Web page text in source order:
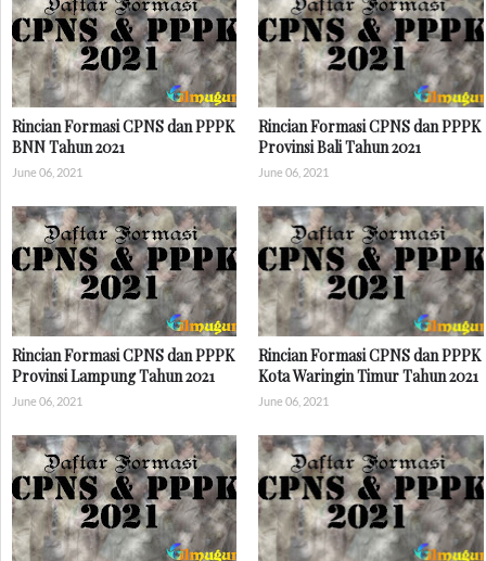
Rincian Formasi CPNS dan PPPK
BNN Tahun 2021
June 06, 2021
Rincian Formasi CPNS dan PPPK
Provinsi Bali Tahun 2021
June 06, 2021
Rincian Formasi CPNS dan PPPK
Provinsi Lampung Tahun 2021
June 06, 2021
Rincian Formasi CPNS dan PPPK
Kota Waringin Timur Tahun 2021
June 06, 2021